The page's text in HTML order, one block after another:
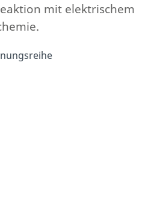
mit elektrischem